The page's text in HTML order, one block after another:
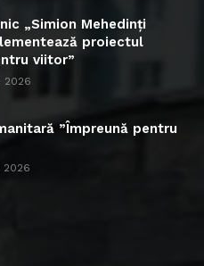
„Simion Mehedinți
proiectul
viitor”
2026
”Împreună pentru
2026